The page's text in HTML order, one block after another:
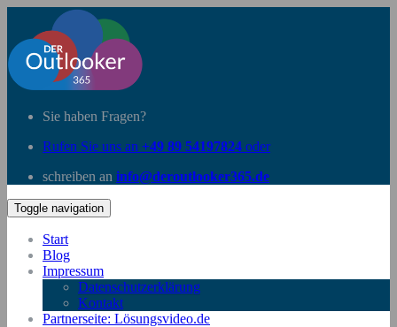
Sie haben Fragen?
Rufen Sie uns an +49 89 54197824 oder
schreiben an info@deroutlooker365.de
Toggle navigation
Start
Blog
Impressum
Datenschutzerklärung
Kontakt
Partnerseite: Lösungsvideo.de